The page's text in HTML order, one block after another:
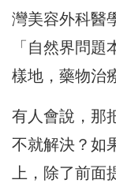
灣美容外科醫
「自然界問
樣地，藥物治
有人會說，那
不就解決？如
上，除了前